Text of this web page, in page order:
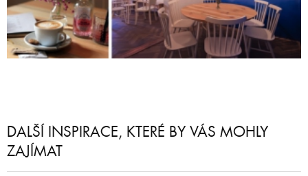
DALŠÍ INSPIRACE, KTERÉ BY VÁS MOHLY
ZAJÍMAT